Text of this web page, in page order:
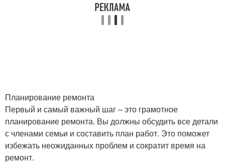
Планирование ремонта
Первый и самый важный шаг – это грамотное
планирование ремонта. Вы должны обсудить все детали
с членами семьи и составить план работ. Это поможет
избежать неожиданных проблем и сократит время на
ремонт.